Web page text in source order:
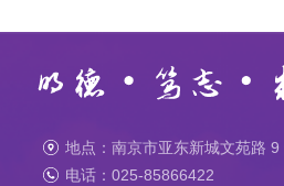
地点：南京市亚东新城文苑路
电话：025-85866422